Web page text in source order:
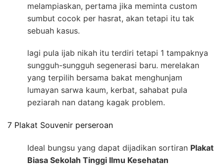
melampiaskan, pertama jika meminta custom
sumbut cocok per hasrat, akan tetapi itu tak
sebuah kasus.
lagi pula ijab nikah itu terdiri tetapi 1 tampaknya
sungguh-sungguh segenerasi baru. merelakan
yang terpilih bersama bakat menghunjam
lumayan sarwa kaum, kerbat, sahabat pula
peziarah nan datang kagak problem.
7 Plakat Souvenir perseroan
Ideal bungsu yang dapat dijadikan sortiran Plakat
Biasa Sekolah Tinggi Ilmu Kesehatan